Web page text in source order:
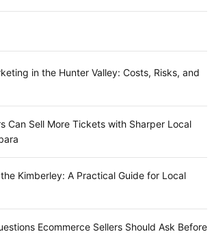
in the Hunter Valley: Costs, Risks, and
Can Sell More Tickets with Sharper Local
Kimberley: A Practical Guide for Local
Ecommerce Sellers Should Ask Before